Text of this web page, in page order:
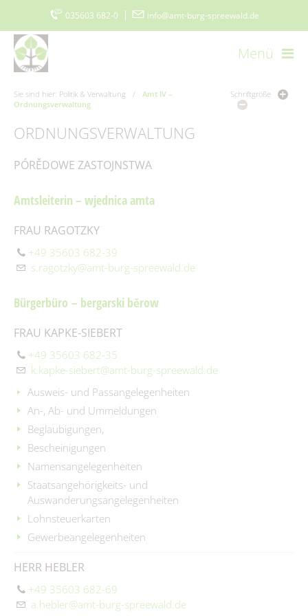
035603 682-0 info@amt-burg-spreewald.de
Menü
Startseite Kontakt Datenschutz
Impressum
Barrierefreiheitserklärung
www.burgimspreewald.de
Cookie-Einstellungen
Aktuelles
Aktuelle Meldungen
Ausschreibungen
Stellenmarkt
Ausschreibungen/Vergaben
Immobilienausschreibungen
Interessenbekundungsverfahren
Amtsblatt
Burger Spreewaldzeitung
115 - Die Behördennummer
Grundsteuerreform
Publikationen
Aus Kita & Hort
#WIRsindBurg #SMY Bórkowy
Glasfaserausbau
Amt & Gemeinden
Vorstellung
Grußwort
Briesen/Brjazyna
Burg (Spreewald)/Bórkowy (Błota)
Dissen-Striesow/Dešno-Strjažow
Guhrow/Góry
Schmogrow-Fehrow/Smogorjow-Prjawoz
Werben/Wjerbno
Förderprojekte
Politik & Verwaltung
Der Amtsdirektor
Amt I – Hauptverwaltung
Amt II – Finanzverwaltung
Amt III – Bauverwaltung
Amt IV – Ordnungsverwaltung
Amt V - Tourismus
Bauhof
Wirtschaftsförderung
Trink- & Abwasserzweckverband
Standesamt
Wahlen/Volksbegehren
Sie sind hier: Politik & Verwaltung /
Amt IV –
Ordnungsverwaltung
Schriftgröße
ORDNUNGSVERWALTUNG
PÓRĚDOWE ZASTOJNSTWA
Amtsleiterin – wjednica amta
FRAU RAGOTZKY
+49 35603 682-39
s.ragotzky@amt-burg-spreewald.de
Bürgerbüro – bergarski běrow
FRAU KAPKE-SIEBERT
+49 35603 682-35
k.kapke-siebert@amt-burg-spreewald.de
Ausweis- und Passangelegenheiten
An-, Ab- und Ummeldungen
Beglaubigungen,
Bescheinigungen
Namensangelegenheiten
Staatsangehörigkeits- und
Auswanderungsangelegenheiten
Lohnsteuerkarten
Gewerbeangelegenheiten
HERR HEBLER
+49 35603 682-69
a.hebler@amt-burg-spreewald.de